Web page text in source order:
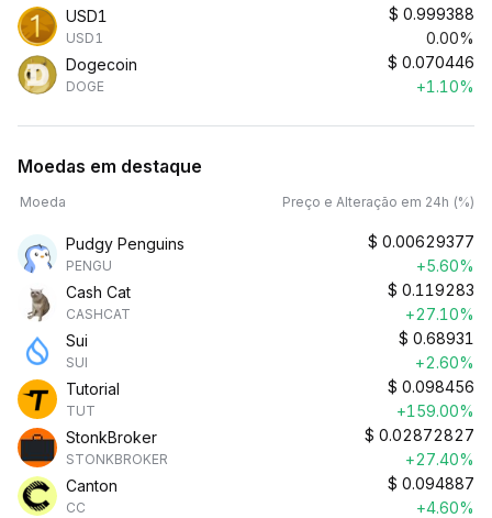
USD1
USD1
$ 0.999388
0.00%
Dogecoin
DOGE
$ 0.070446
+1.10%
Moedas em destaque
Moeda Preço e Alteração em 24h (%)
Pudgy Penguins
PENGU
$ 0.00629377
+5.60%
Cash Cat
CASHCAT
$ 0.119283
+27.10%
Sui
SUI
$ 0.68931
+2.60%
Tutorial
TUT
$ 0.098456
+159.00%
StonkBroker
STONKBROKER
$ 0.02872827
+27.40%
Canton
CC
$ 0.094887
+4.60%